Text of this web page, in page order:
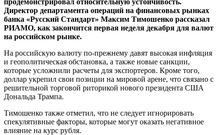
Директор департамента операций на финансовых рынках
банка «Русский Стандарт» Максим Тимошенко рассказал
РИАМО, как закончится первая неделя декабря для валют
на российском рынке.
На российскую валюту по-прежнему давят высокая инфляция
и геополитическая обстановка, а также новые санкции,
которые усложнили расчеты для экспортеров. Кроме того,
доллар укрепил свои позиции на мировой арене, что связано с
решительной торговой риторикой нового президента США
Дональда Трампа.
Тимошенко также отметил, что не следует игнорировать
спекулятивные факторы, которые могут оказать негативное
влияние на курс рубля.